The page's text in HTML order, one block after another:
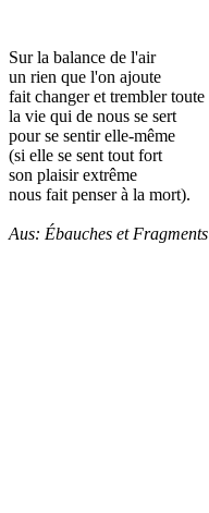
Sur la balance de l'air
un rien que l'on ajoute
fait changer et trembler toute
la vie qui de nous se sert
pour se sentir elle-même
(si elle se sent tout fort
son plaisir extrême
nous fait penser à la mort).
Aus: Ébauches et Fragments